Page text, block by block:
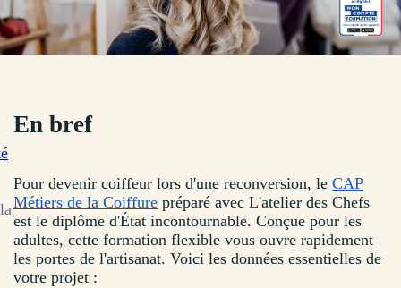
En bref
Pour devenir coiffeur lors d'une reconversion, le CAP
Métiers de la Coiffure préparé avec L'atelier des Chefs
est le diplôme d'État incontournable. Conçue pour les
adultes, cette formation flexible vous ouvre rapidement
les portes de l'artisanat. Voici les données essentielles de
votre projet :